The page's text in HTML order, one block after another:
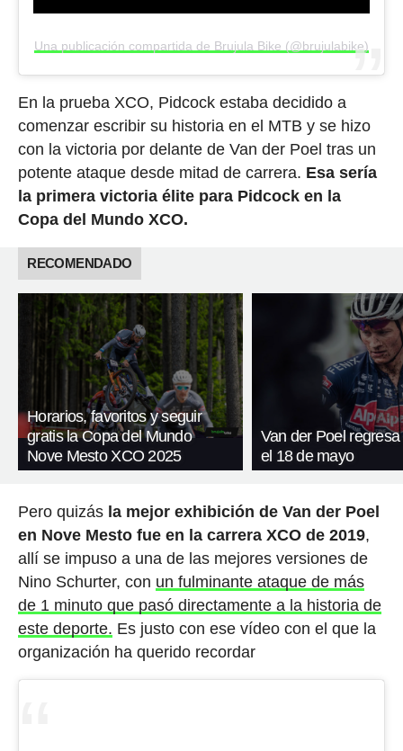
Una publicación compartida de Brujula Bike (@brujulabike)
En la prueba XCO, Pidcock estaba decidido a
comenzar escribir su historia en el MTB y se hizo
con la victoria por delante de Van der Poel tras un
potente ataque desde mitad de carrera. Esa sería
la primera victoria élite para Pidcock en la
Copa del Mundo XCO.
RECOMENDADO
Horarios, favoritos y seguir
gratis la Copa del Mundo
Nove Mesto XCO 2025
Van der Poel
el 18 de mayo
Pero quizás la mejor exhibición de Van der Poel
en Nove Mesto fue en la carrera XCO de 2019,
allí se impuso a una de las mejores versiones de
Nino Schurter, con un fulminante ataque de más
de 1 minuto que pasó directamente a la historia de
este deporte. Es justo con ese vídeo con el que la
organización ha querido recordar